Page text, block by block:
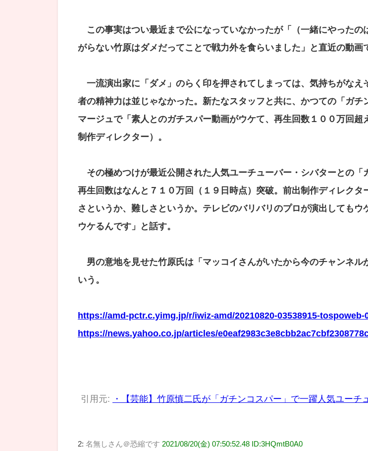
この事実はつい最近まで公になっていなかったが「（一緒にやったの
がらない竹原はダメだってことで戦力外を食らいました」と直近の動画
一流演出家に「ダメ」のらく印を押されてしまっては、気持ちがなえ
者の精神力は並じゃなかった。新たなスタッフと共に、かつての「ガチ
マージュで「素人とのガチスパー動画がウケて、再生回数１００万回超
制作ディレクター）。
その極めつけが最近公開された人気ユーチューバー・シバターとの「
再生回数はなんと７１０万回（１９日時点）突破。前出制作ディレクタ
さというか、難しさというか。テレビのバリバリのプロが演出してもウ
ウケるんです」と話す。
男の意地を見せた竹原氏は「マッコイさんがいたから今のチャンネル
いう。
https://amd-pctr.c.yimg.jp/r/iwiz-amd/20210820-03538915-tospoweb-
https://news.yahoo.co.jp/articles/
引用元:
・【芸能】竹原慎二氏が「ガチンコスパー」で一躍人気ユーチ
2: 名無しさん＠恐縮です 2021/08/20(金) 07:50:52.48 ID:3HQmtB0A0